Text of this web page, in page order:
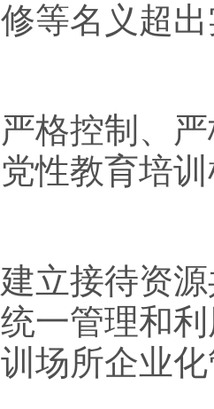
修等名义超
严格控制、
党性教育培
建立接待资
统一管理和
训场所企业